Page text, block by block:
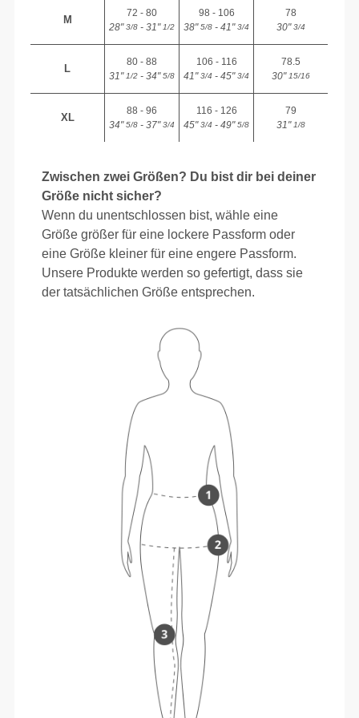
M
72 - 80
28"3/8 - 31"1/2
98 - 106
38"5/8 - 41"3/4
78
30"3/4
L
80 - 88
31"1/2 - 34"5/8
106 - 116
41"3/4 - 45"3/4
78.5
30"15/16
XL
88 - 96
34"5/8 - 37"3/4
116 - 126
45"3/4 - 49"5/8
79
31"1/8
Zwischen zwei Größen? Du bist dir bei deiner
Größe nicht sicher?
Wenn du unentschlossen bist, wähle eine
Größe größer für eine lockere Passform oder
eine Größe kleiner für eine engere Passform.
Unsere Produkte werden so gefertigt, dass sie
der tatsächlichen Größe entsprechen.